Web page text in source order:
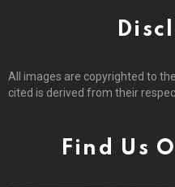
All images are copyrighted to
cited is derived from their
Find Us